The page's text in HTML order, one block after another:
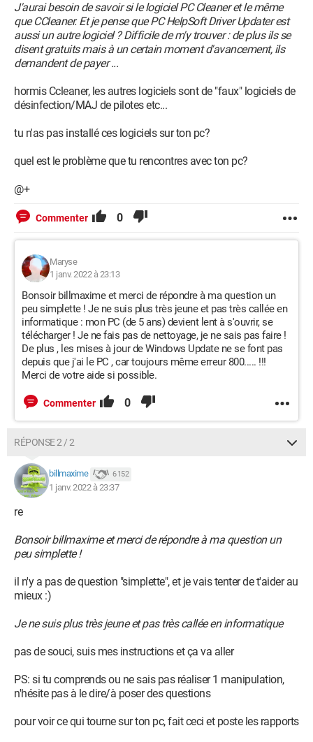
J'aurai besoin de savoir si le logiciel PC Cleaner et le même
que CCleaner. Et je pense que PC HelpSoft Driver Updater est
aussi un autre logiciel ? Difficile de m'y trouver : de plus ils se
disent gratuits mais à un certain moment d'avancement, ils
demandent de payer ...
hormis Ccleaner, les autres logiciels sont de "faux" logiciels de
désinfection/MAJ de pilotes etc...
tu n'as pas installé ces logiciels sur ton pc?
quel est le problème que tu rencontres avec ton pc?
@+
Commenter 0
Maryse
1 janv. 2022 à 23:13
Bonsoir billmaxime et merci de répondre à ma question un
peu simplette ! Je ne suis plus très jeune et pas très callée en
informatique : mon PC (de 5 ans) devient lent à s'ouvrir, se
télécharger ! Je ne fais pas de nettoyage, je ne sais pas faire !
De plus , les mises à jour de Windows Update ne se font pas
depuis que j'ai le PC , car toujours même erreur 800..... !!!
Merci de votre aide si possible.
Commenter 0
RÉPONSE 2 / 2
billmaxime 6 152
1 janv. 2022 à 23:37
re
Bonsoir billmaxime et merci de répondre à ma question un
peu simplette !
il n'y a pas de question "simplette", et je vais tenter de t'aider au
mieux :)
Je ne suis plus très jeune et pas très callée en informatique
pas de souci, suis mes instructions et ça va aller
PS: si tu comprends ou ne sais pas réaliser 1 manipulation,
n'hésite pas à le dire/à poser des questions
pour voir ce qui tourne sur ton pc, fait ceci et poste les rapports